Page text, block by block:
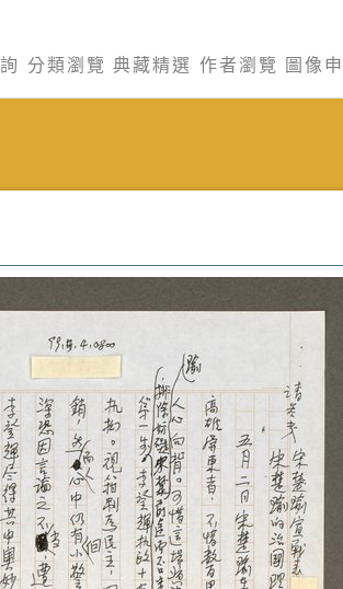
分類瀏覽 典藏精選 作者瀏覽 圖像